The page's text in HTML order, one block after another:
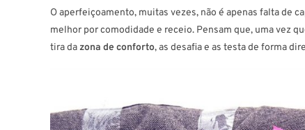
O aperfeiçoamento, muitas vezes, não é apenas falta de
melhor por comodidade e receio. Pensam que, uma vez
tira dazona de conforto, as desafia e as testa de forma